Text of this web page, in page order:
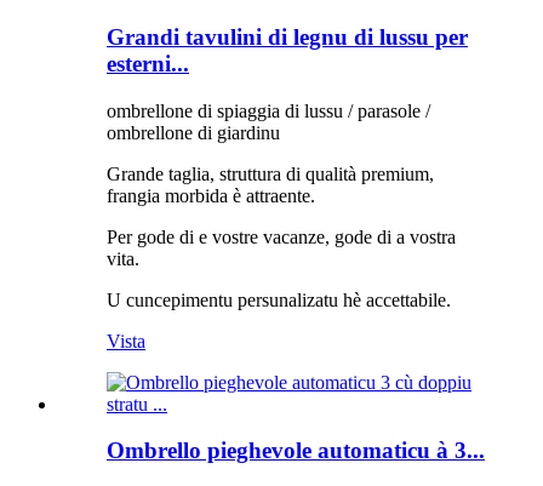
Grandi tavulini di legnu di lussu per
esterni...
ombrellone di spiaggia di lussu / parasole /
ombrellone di giardinu
Grande taglia, struttura di qualità premium,
frangia morbida è attraente.
Per gode di e vostre vacanze, gode di a vostra
vita.
U cuncepimentu persunalizatu hè accettabile.
Vista
Ombrello pieghevole automaticu à 3...